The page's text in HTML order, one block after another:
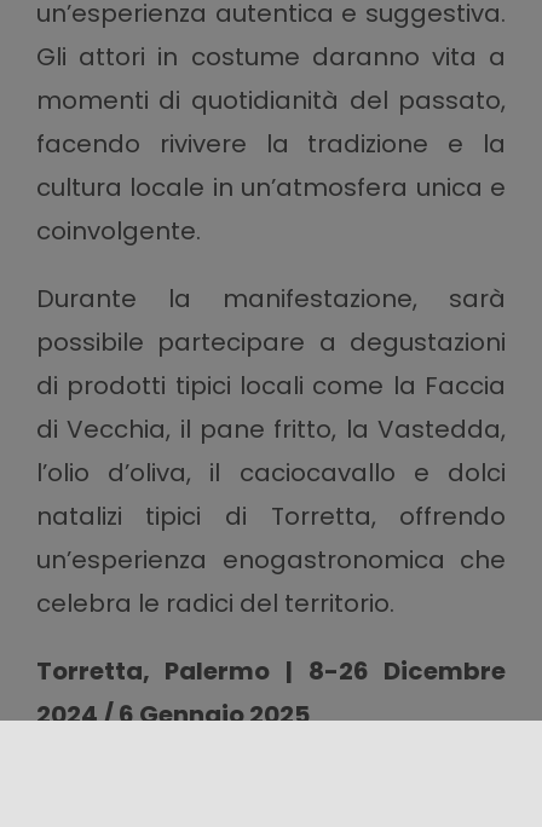
un’esperienza autentica e suggestiva.
Gli attori in costume daranno vita a
momenti di quotidianità del passato,
facendo rivivere la tradizione e la
cultura locale in un’atmosfera unica e
coinvolgente.
Durante la manifestazione, sarà
possibile partecipare a degustazioni
di prodotti tipici locali come la Faccia
di Vecchia, il pane fritto, la Vastedda,
l’olio d’oliva, il caciocavallo e dolci
natalizi tipici di Torretta, offrendo
un’esperienza enogastronomica che
celebra le radici del territorio.
Torretta, Palermo | 8-26 Dicembre
2024 / 6 Gennaio 2025